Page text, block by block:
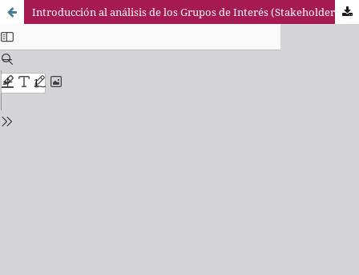
Introducción al análisis de los Grupos de Interés (Stakeholders) utilizando el razonamiento ético